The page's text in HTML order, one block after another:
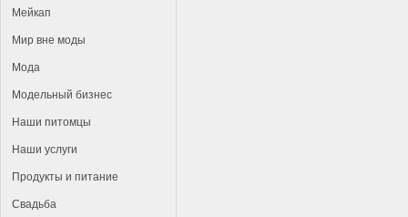
Мейкап
Мир вне моды
Мода
Модельный бизнес
Наши питомцы
Наши услуги
Продукты и питание
Свадьба